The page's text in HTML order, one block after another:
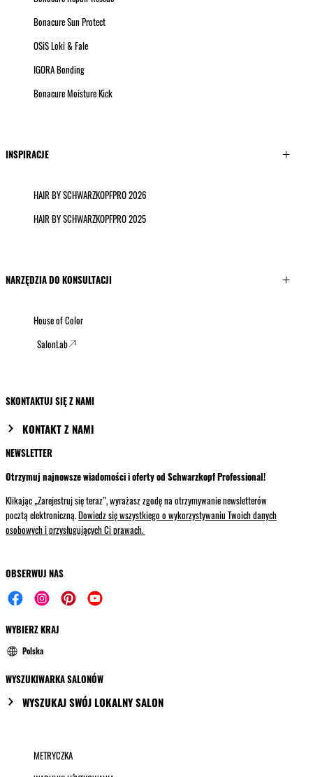
Bonacure Sun Protect
OSiS Loki & Fale
IGORA Bonding
Bonacure Moisture Kick
INSPIRACJE
HAIR BY SCHWARZKOPFPRO 2026
HAIR BY SCHWARZKOPFPRO 2025
NARZĘDZIA DO KONSULTACJI
House of Color
SalonLab
SKONTAKTUJ SIĘ Z NAMI
KONTAKT Z NAMI
NEWSLETTER
Otrzymuj najnowsze wiadomości i oferty od Schwarzkopf Professional!
Klikając „Zarejestruj się teraz”, wyrażasz zgodę na otrzymywanie newsletterów
pocztą elektroniczną.Dowiedz się wszystkiego o wykorzystywaniu Twoich danych
osobowych i przysługujących Ci prawach.
OBSERWUJ NAS
WYBIERZ KRAJ
Polska
WYSZUKIWARKA SALONÓW
WYSZUKAJ SWÓJ LOKALNY SALON
METRYCZKA